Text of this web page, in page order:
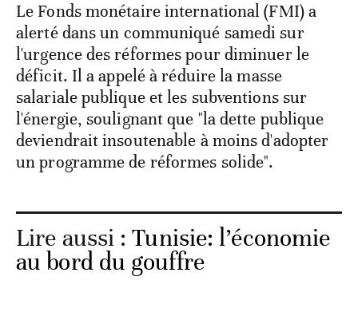
Le Fonds monétaire international (FMI) a
alerté dans un communiqué samedi sur
l'urgence des réformes pour diminuer le
déficit. Il a appelé à réduire la masse
salariale publique et les subventions sur
l'énergie, soulignant que "la dette publique
deviendrait insoutenable à moins d'adopter
un programme de réformes solide".
Lire aussi :Tunisie: l’économie
au bord du gouffre